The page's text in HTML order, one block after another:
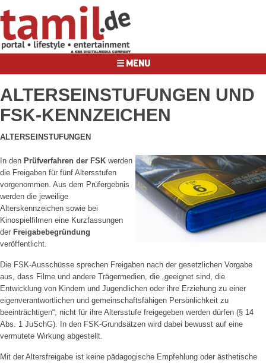
☰ MENU
ALTERSEINSTUFUNGEN UND
FSK-KENNZEICHEN
ALTERSEINSTUFUNGEN
In den Prüfverfahren der FSK werden
die Freigaben für fünf Altersstufen
vorgenommen. Aus dem Prüfergebnis
werden die jeweilige
Alterskennzeichen sowie bei
Kinospielfilmen eine Kurzfassungen
der Freigabebegründung
veröffentlicht.
Die FSK-Ausschüsse sprechen Freigaben nach der gesetzlichen Vorgabe
aus, dass Filme und andere Trägermedien, die „geeignet sind, die
Entwicklung von Kindern und Jugendlichen oder ihre Erziehung zu einer
eigenverantwortlichen und gemeinschaftsfähigen Persönlichkeit zu
beeinträchtigen“, nicht für ihre Altersstufe freigegeben werden dürfen (§ 14
Abs. 1 JuSchG). In den FSK-Grundsätzen wird dabei bewusst auf eine
vermutete Wirkung abgestellt.
Mit der Altersfreigabe ist keine pädagogische Empfehlung oder ästhetische